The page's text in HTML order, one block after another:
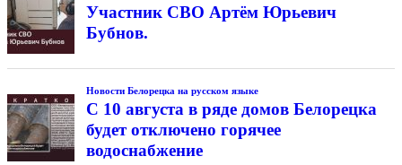
Участник СВО Артём Юрьевич
Бубнов.
Новости Белорецка на русском языке
С 10 августа в ряде домов Белорецка
будет отключено горячее
водоснабжение